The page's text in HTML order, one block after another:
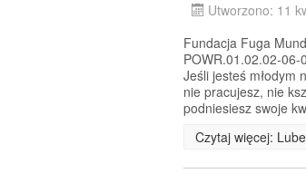
Utworzono: 11
Fundacja Fuga
POWR.01.02.02-06-
Jeśli jesteś młodym
nie pracujesz, nie
podniesiesz swoje
Czytaj więcej: